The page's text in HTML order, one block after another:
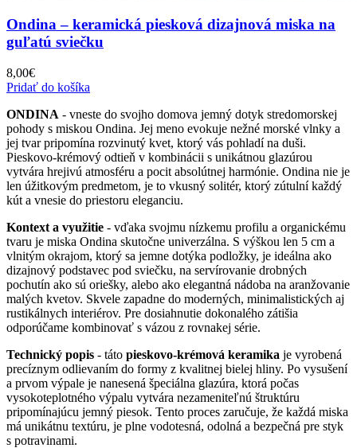
Ondina – keramická piesková dizajnová miska na
guľatú sviečku
8,00€
Pridať do košíka
ONDINA - vneste do svojho domova jemný dotyk stredomorskej
pohody s miskou Ondina. Jej meno evokuje nežné morské vlnky a
jej tvar pripomína rozvinutý kvet, ktorý vás pohladí na duši.
Pieskovo-krémový odtieň v kombinácii s unikátnou glazúrou
vytvára hrejivú atmosféru a pocit absolútnej harmónie. Ondina nie je
len úžitkovým predmetom, je to vkusný solitér, ktorý zútulní každý
kút a vnesie do priestoru eleganciu.
Kontext a využitie - vďaka svojmu nízkemu profilu a organickému
tvaru je miska Ondina skutočne univerzálna. S výškou len 5 cm a
vlnitým okrajom, ktorý sa jemne dotýka podložky, je ideálna ako
dizajnový podstavec pod sviečku, na servírovanie drobných
pochutín ako sú oriešky, alebo ako elegantná nádoba na aranžovanie
malých kvetov. Skvele zapadne do moderných, minimalistických aj
rustikálnych interiérov. Pre dosiahnutie dokonalého zátišia
odporúčame kombinovať s vázou z rovnakej série.
Technický popis - táto pieskovo-krémová keramika je vyrobená
precíznym odlievaním do formy z kvalitnej bielej hliny. Po vysušení
a prvom výpale je nanesená špeciálna glazúra, ktorá počas
vysokoteplotného výpalu vytvára nezameniteľnú štruktúru
pripomínajúcu jemný piesok. Tento proces zaručuje, že každá miska
má unikátnu textúru, je plne vodotesná, odolná a bezpečná pre styk
s potravinami.